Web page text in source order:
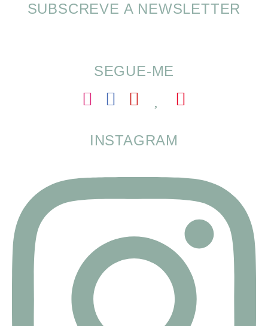
SOMP (SOP): 5 Ideias de Pequenos Almoços
SUBSCREVE A NEWSLETTER
SEGUE-ME
INSTAGRAM